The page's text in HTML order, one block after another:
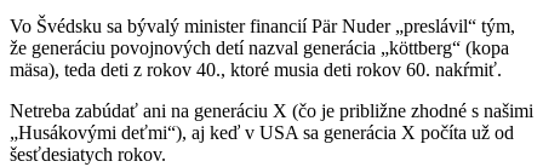
Vo Švédsku sa bývalý minister financií Pär Nuder „preslávil“ tým,
že generáciu povojnových detí nazval generácia „köttberg“ (kopa
mäsa), teda deti z rokov 40., ktoré musia deti rokov 60. nakŕmiť.
Netreba zabúdať ani na generáciu X (čo je približne zhodné s našimi
„Husákovými deťmi“), aj keď v USA sa generácia X počíta už od
šesťdesiatych rokov.